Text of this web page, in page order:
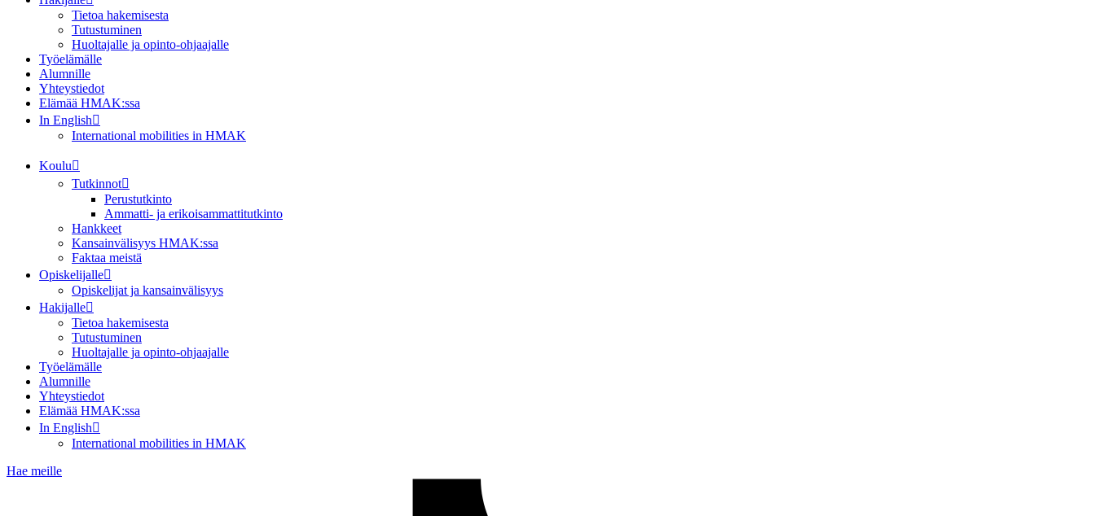
Tietoa hakemisesta
Tutustuminen
Huoltajalle ja opinto-ohjaajalle
Työelämälle
Alumnille
Yhteystiedot
Elämää HMAK:ssa
In English
International mobilities in HMAK
Koulu
Tutkinnot
Perustutkinto
Ammatti- ja erikoisammattitutkinto
Hankkeet
Kansainvälisyys HMAK:ssa
Faktaa meistä
Opiskelijalle
Opiskelijat ja kansainvälisyys
Hakijalle
Tietoa hakemisesta
Tutustuminen
Huoltajalle ja opinto-ohjaajalle
Työelämälle
Alumnille
Yhteystiedot
Elämää HMAK:ssa
In English
International mobilities in HMAK
Hae meille